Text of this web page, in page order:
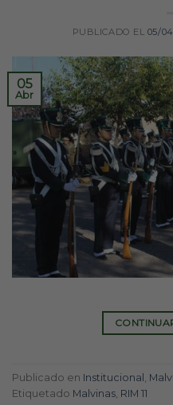
PUBLICADO EL 05/
05
Abr
Publicado en Institucional
Etiquetado Malvinas RIM 11